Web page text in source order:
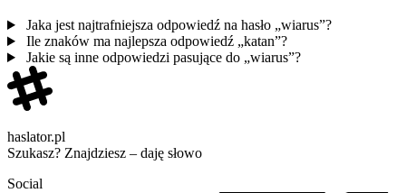
Jaka jest najtrafniejsza odpowiedź na hasło „wiarus”?
Ile znaków ma najlepsza odpowiedź „katan”?
Jakie są inne odpowiedzi pasujące do „wiarus”?
haslator.pl
Szukasz? Znajdziesz – daję słowo
Social